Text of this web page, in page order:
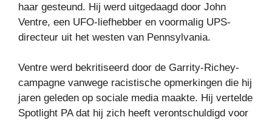
haar gesteund. Hij werd uitgedaagd door John
Ventre, een UFO-liefhebber en voormalig UPS-
directeur uit het westen van Pennsylvania.
Ventre werd bekritiseerd door de Garrity-Richey-
campagne vanwege racistische opmerkingen die hij
jaren geleden op sociale media maakte. Hij vertelde
Spotlight PA dat hij zich heeft verontschuldigd voor